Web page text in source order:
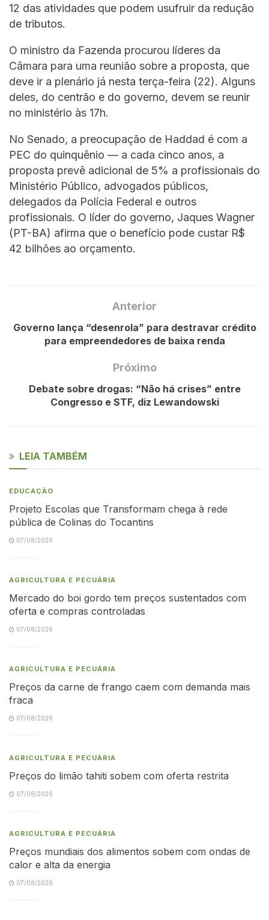
12 das atividades que podem usufruir da redução
de tributos.
O ministro da Fazenda procurou líderes da
Câmara para uma reunião sobre a proposta, que
deve ir a plenário já nesta terça-feira (22). Alguns
deles, do centrão e do governo, devem se reunir
no ministério às 17h.
No Senado, a preocupação de Haddad é com a
PEC do quinquênio — a cada cinco anos, a
proposta prevê adicional de 5% a profissionais do
Ministério Público, advogados públicos,
delegados da Polícia Federal e outros
profissionais. O líder do governo, Jaques Wagner
(PT-BA) afirma que o benefício pode custar R$
42 bilhões ao orçamento.
Anterior
Governo lança “desenrola” para destravar crédito
para empreendedores de baixa renda
Próximo
Debate sobre drogas: “Não há crises” entre
Congresso e STF, diz Lewandowski
LEIA TAMBÉM
EDUCAÇÃO
Projeto Escolas que Transformam chega à rede
pública de Colinas do Tocantins
07/08/2026
AGRICULTURA E PECUÁRIA
Mercado do boi gordo tem preços sustentados com
oferta e compras controladas
07/08/2026
AGRICULTURA E PECUÁRIA
Preços da carne de frango caem com demanda mais
fraca
07/08/2026
AGRICULTURA E PECUÁRIA
Preços do limão tahiti sobem com oferta restrita
07/08/2026
AGRICULTURA E PECUÁRIA
Preços mundiais dos alimentos sobem com ondas de
calor e alta da energia
07/08/2026